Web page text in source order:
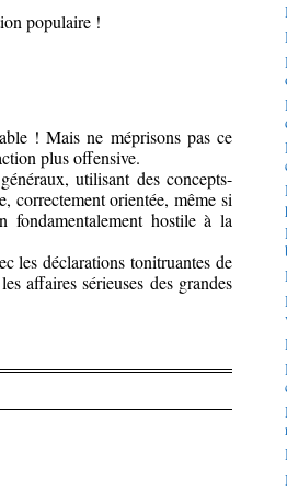
populaire !
! Mais ne méprisons pas ce
plus offensive.
utilisant des concepts-
correctement orientée, même si
fondamentalement hostile à la
les déclarations tonitruantes de
affaires sérieuses des grandes